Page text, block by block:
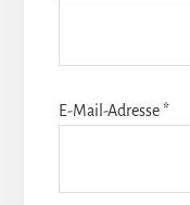
E-Mail-Adresse*